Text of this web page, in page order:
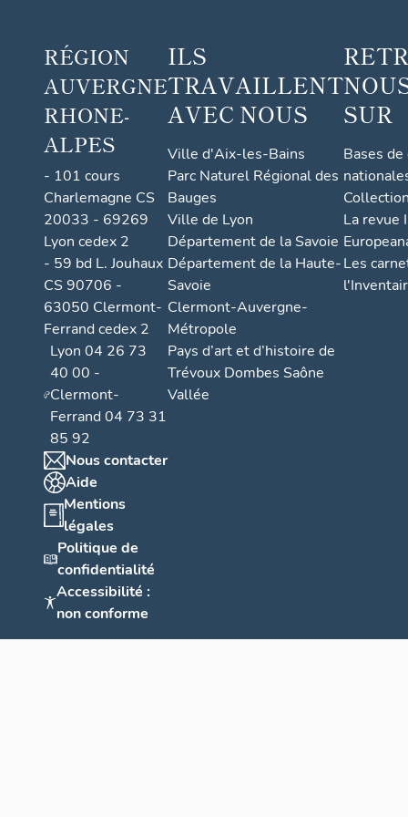
RÉGION
AUVERGNE
RHONE-
ALPES
- 101 cours
Charlemagne CS
20033 - 69269
Lyon cedex 2
- 59 bd L. Jouhaux
CS 90706 -
63050 Clermont-
Ferrand cedex 2
Lyon 04 26 73
40 00 -
Clermont-
Ferrand 04 73 31
85 92
Nous contacter
Aide
Mentions
légales
Politique de
confidentialité
Accessibilité :
non conforme
ILS
TRAVAILLENT
AVEC NOUS
Ville d'Aix-les-Bains
Parc Naturel Régional des
Bauges
Ville de Lyon
Département de la Savoie
Département de la Haute-
Savoie
Clermont-Auvergne-
Métropole
Pays d’art et d’histoire de
Trévoux Dombes Saône
Vallée
SUR
Bases
La revue
Les